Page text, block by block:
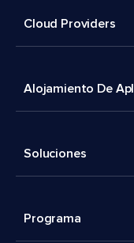
Cloud Providers
Alojamiento De
Soluciones
Programa